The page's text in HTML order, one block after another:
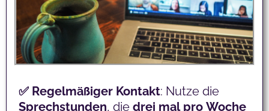
✅ Regelmäßiger Kontakt: Nutze die
Sprechstunden, die drei mal pro Woche